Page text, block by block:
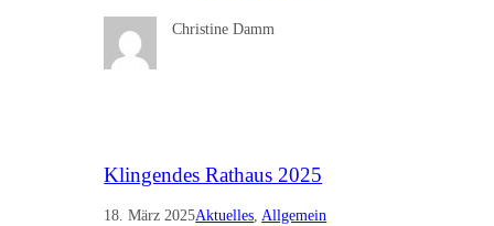
Christine Damm
Klingendes Rathaus 2025
18. März 2025Aktuelles Allgemein